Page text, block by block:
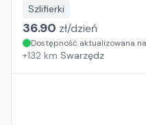
Szlifierki
36.90 zł/dzień
Dostępność aktualizowana
+132 km Swarzędz